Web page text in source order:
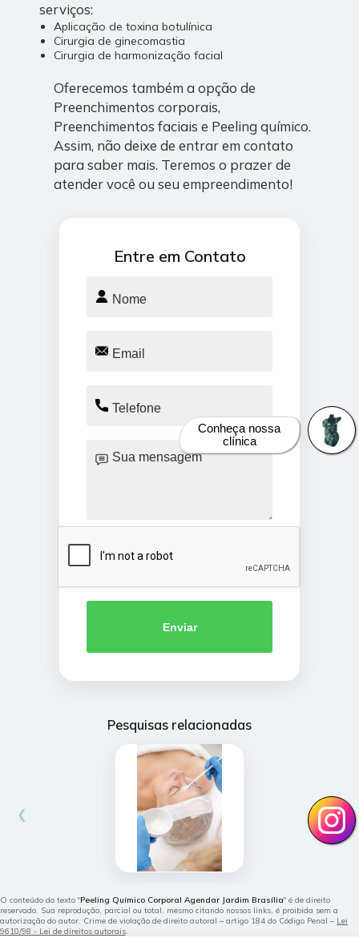
serviços:
Aplicação de toxina botulínica
Cirurgia de ginecomastia
Cirurgia de harmonização facial
Oferecemos também a opção de
Preenchimentos corporais,
Preenchimentos faciais e Peeling químico.
Assim, não deixe de entrar em contato
para saber mais. Teremos o prazer de
atender você ou seu empreendimento!
Entre em Contato
Enviar
Pesquisas relacionadas
‹ ›
O conteúdo do texto "Peeling Químico Corporal Agendar Jardim Brasília" é de direito
reservado. Sua reprodução, parcial ou total, mesmo citando nossos links, é proibida sem a
autorização do autor. Crime de violação de direito autoral – artigo 184 do Código Penal – Lei
9610/98 - Lei de direitos autorais.
Conheça nossa
clínica